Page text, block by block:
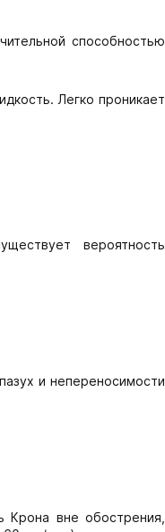
способностью
Легко проникает
вероятность
и непереносимости
Крона вне обострения,